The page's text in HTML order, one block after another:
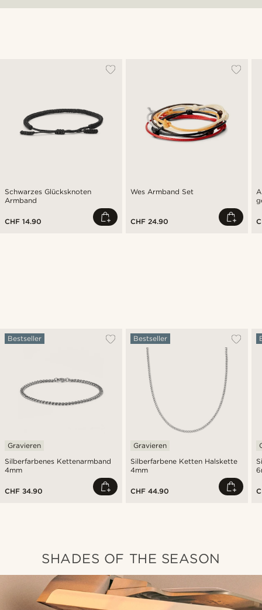
Schwarzes Glücksknoten
Armband
CHF 14.90
Wes Armband Set
CHF 24.90
Silberfarbenes Kettenarmband
4mm
Bestseller
Gravieren
CHF 34.90
Silberfarbene Ketten Halskette
4mm
Bestseller
Gravieren
CHF 44.90
SHADES OF THE SEASON